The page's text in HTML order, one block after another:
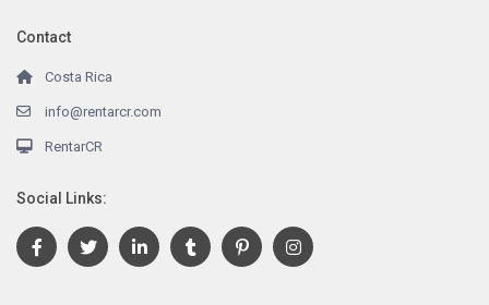
Contact
Costa Rica
info@rentarcr.com
RentarCR
Social Links: